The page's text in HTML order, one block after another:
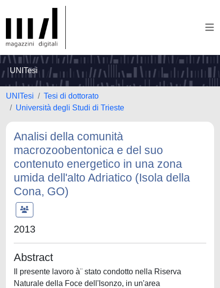
UNITesi
UNITesi
Tesi di dottorato
Università degli Studi di Trieste
Analisi della comunità
macrozoobentonica e del suo
contenuto energetico in una zona
umida dell'alto Adriatico (Isola della
Cona, GO)
2013
Abstract
Il presente lavoro à¨ stato condotto nella Riserva
Naturale della Foce dell'Isonzo, in un'area